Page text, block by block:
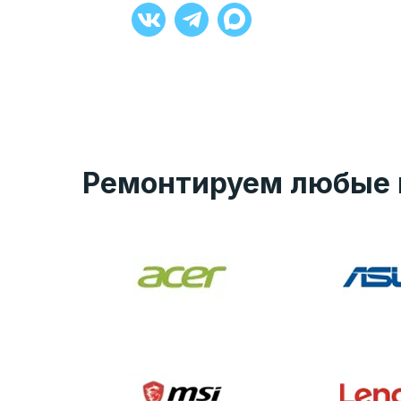
+7 (929) 008-27-90
Ремонтируем любые